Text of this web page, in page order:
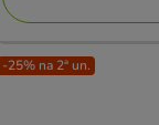
-25% na 2ª un.